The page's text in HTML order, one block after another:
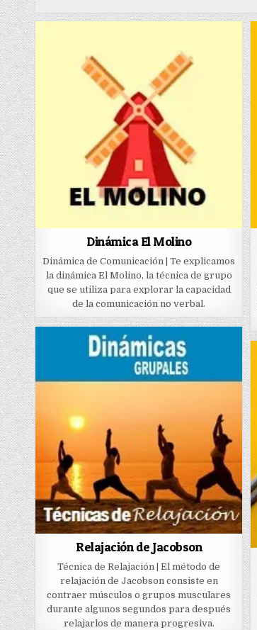
Dinámica El Molino
Dinámica de Comunicación | Te explicamos
la dinámica El Molino, la técnica de grupo
que se utiliza para explorar la capacidad
de la comunicación no verbal.
Relajación de Jacobson
Técnica de Relajación | El método de
relajación de Jacobson consiste en
contraer músculos o grupos musculares
durante algunos segundos para después
relajarlos de manera progresiva.